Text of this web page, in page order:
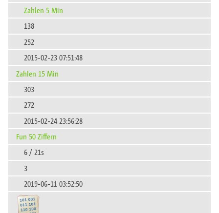
Zahlen 5 Min
138
252
2015-02-23 07:51:48
Zahlen 15 Min
303
272
2015-02-24 23:56:28
Fun 50 Ziffern
6 / 21s
3
2019-06-11 03:52:50